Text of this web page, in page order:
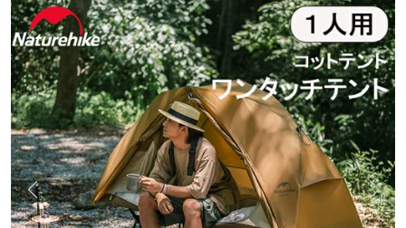
ロックできます。
そのため、テントコットは虫が嫌いな人にとって大きなメ
リットを持つアイテムといえます。